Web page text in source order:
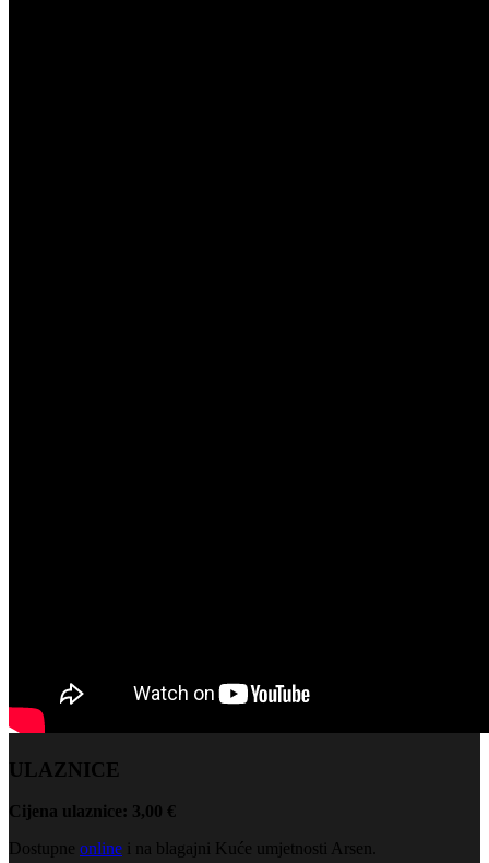
ULAZNICE
Cijena ulaznice: 3,00 €
Dostupne online i na blagajni Kuće umjetnosti Arsen.